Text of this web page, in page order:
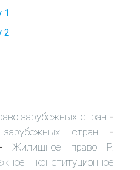
1
2
зарубежных стран -
стран -
Жилищное право Р.
конституционное